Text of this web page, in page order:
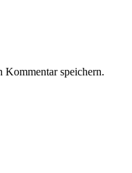
Kommentar speichern.